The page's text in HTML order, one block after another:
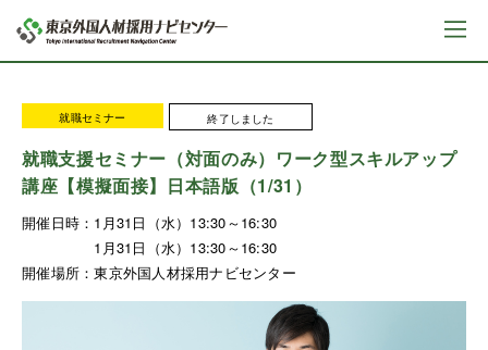
就職セミナー 終了しました
就職支援セミナー（対面のみ）ワーク型スキルアップ
講座【模擬面接】日本語版（1/31）
開催日時： 1月31日（水）13:30～16:30
1月31日（水）13:30～16:30
開催場所：東京外国人材採用ナビセンター